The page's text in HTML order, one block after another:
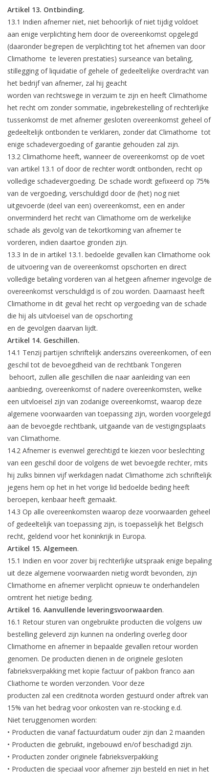
Artikel 13. Ontbinding.
13.1 Indien afnemer niet, niet behoorlijk of niet tijdig voldoet
aan enige verplichting hem door de overeenkomst opgelegd
(daaronder begrepen de verplichting tot het afnemen van door
Climathome te leveren prestaties) surseance van betaling,
stillegging of liquidatie of gehele of gedeeltelijke overdracht van
het bedrijf van afnemer, zal hij geacht
worden van rechtswege in verzuim te zijn en heeft Climathome
het recht om zonder sommatie, ingebrekestelling of rechterlijke
tussenkomst de met afnemer gesloten overeenkomst geheel of
gedeeltelijk ontbonden te verklaren, zonder dat Climathome tot
enige schadevergoeding of garantie gehouden zal zijn.
13.2 Climathome heeft, wanneer de overeenkomst op de voet
van artikel 13.1 of door de rechter wordt ontbonden, recht op
volledige schadevergoeding. De schade wordt gefixeerd op 75%
van de vergoeding, verschuldigd door de (het) nog niet
uitgevoerde (deel van een) overeenkomst, een en ander
onverminderd het recht van Climathome om de werkelijke
schade als gevolg van de tekortkoming van afnemer te
vorderen, indien daartoe gronden zijn.
13.3 In de in artikel 13.1. bedoelde gevallen kan Climathome ook
de uitvoering van de overeenkomst opschorten en direct
volledige betaling vorderen van al hetgeen afnemer ingevolge de
overeenkomst verschuldigd is of zou worden. Daarnaast heeft
Climathome in dit geval het recht op vergoeding van de schade
die hij als uitvloeisel van de opschorting
en de gevolgen daarvan lijdt.
Artikel 14. Geschillen.
14.1 Tenzij partijen schriftelijk anderszins overeenkomen, of een
geschil tot de bevoegdheid van de rechtbank Tongeren
behoort, zullen alle geschillen die naar aanleiding van een
aanbieding, overeenkomst of nadere overeenkomsten, welke
een uitvloeisel zijn van zodanige overeenkomst, waarop deze
algemene voorwaarden van toepassing zijn, worden voorgelegd
aan de bevoegde rechtbank, uitgaande van de vestigingsplaats
van Climathome.
14.2 Afnemer is evenwel gerechtigd te kiezen voor beslechting
van een geschil door de volgens de wet bevoegde rechter, mits
hij zulks binnen vijf werkdagen nadat Climathome zich schriftelijk
jegens hem op het in het vorige lid bedoelde beding heeft
beroepen, kenbaar heeft gemaakt.
14.3 Op alle overeenkomsten waarop deze voorwaarden geheel
of gedeeltelijk van toepassing zijn, is toepasselijk het Belgisch
recht, geldend voor het koninkrijk in Europa.
Artikel 15. Algemeen.
15.1 Indien en voor zover bij rechterlijke uitspraak enige bepaling
uit deze algemene voorwaarden nietig wordt bevonden, zijn
Climathome en afnemer verplicht opnieuw te onderhandelen
omtrent het nietige beding.
Artikel 16. Aanvullende leveringsvoorwaarden.
16.1 Retour sturen van ongebruikte producten die volgens uw
bestelling geleverd zijn kunnen na onderling overleg door
Climathome en afnemer in bepaalde gevallen retour worden
genomen. De producten dienen in de originele gesloten
fabrieksverpakking met kopie factuur of pakbon franco aan
Cliathome te worden verzonden. Voor deze
producten zal een creditnota worden gestuurd onder aftrek van
15% van het bedrag voor onkosten van re-stocking e.d.
Niet teruggenomen worden:
• Producten die vanaf factuurdatum ouder zijn dan 2 maanden
• Producten die gebruikt, ingebouwd en/of beschadigd zijn.
• Producten zonder originele fabrieksverpakking
• Producten die speciaal voor afnemer zijn besteld en niet in het